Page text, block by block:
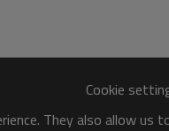
Cookie
They also allow